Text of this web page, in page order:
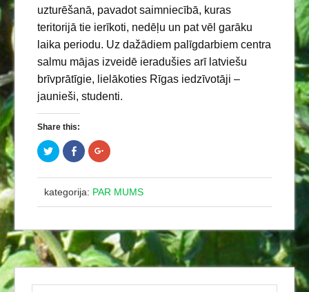
uzturēšanā, pavadot saimniecībā, kuras
teritorijā tie ierīkoti, nedēļu un pat vēl garāku
laika periodu. Uz dažādiem palīgdarbiem centra
salmu mājas izveidē ieradušies arī latviešu
brīvprātīgie, lielākoties Rīgas iedzīvotāji –
jaunieši, studenti.
Share this:
C
l
t
o
s
r
e
o
n
T
i
C
l
t
o
s
r
e
o
n
F
c
C
l
t
o
s
r
e
o
n
G
o
kategorija: PAR MUMS